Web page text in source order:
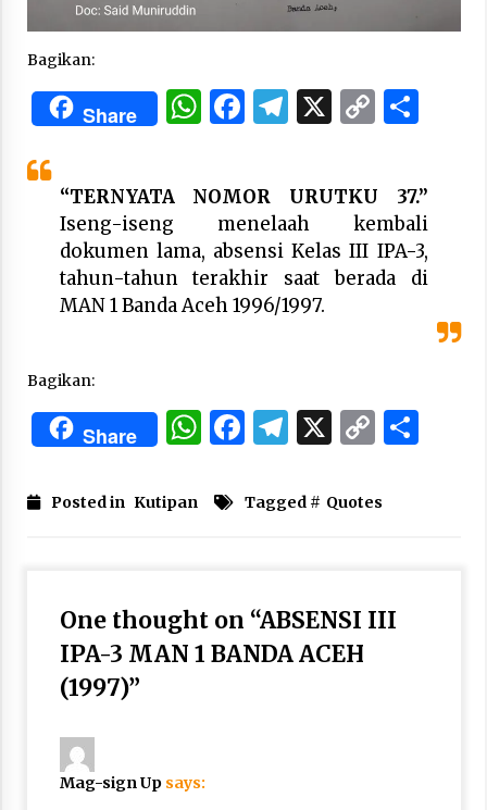
Said Muniruddin Latih Mental dan Spiritual 80
Siswa YPHC
Said Muniruddin Beri Pelatihan dan Motivasi
untuk 179 Guru Diniyah Disdikbud Kota Banda
Aceh
4 months ago
SELVi: Sebuah Model Motivasi dalam
Kepemimpinan Bisnis
Aliansi Yahudi dan Kristen dalam Dinamika
Nubuwwat
Bagikan:
Share WhatsApp
Facebook
Telegram
X Copy
“TERNYATA NOMOR URUTKU 37.”
Iseng-iseng menelaah kembali
dokumen lama, absensi Kelas III IPA-3,
tahun-tahun terakhir saat berada di
MAN 1 Banda Aceh 1996/1997.
Bagikan:
Share WhatsApp
Facebook
Telegram
X Copy
Posted in Kutipan Tagged # Quotes
One thought on “ABSENSI III
IPA-3 MAN 1 BANDA ACEH
(1997)”
Mag-sign Up says: